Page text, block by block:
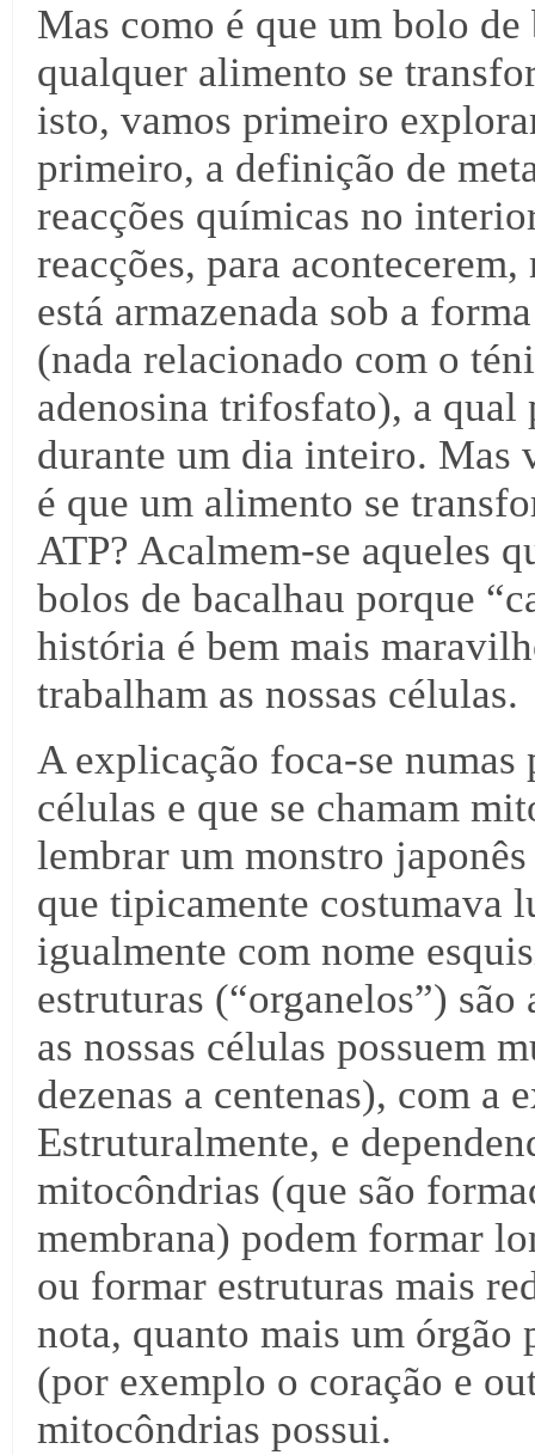
Mas como é que um bolo de
qualquer alimento se
isto, vamos primeiro
primeiro, a definição de
reacções químicas no
reacções, para
está armazenada sob a
(nada relacionado com o
adenosina trifosfato), a
durante um dia inteiro.
é que um alimento se
ATP? Acalmem-se aqueles
bolos de bacalhau porque
história é bem mais
trabalham as nossas células.
A explicação foca-se numas
células e que se chamam
lembrar um monstro
que tipicamente costumava
igualmente com nome
estruturas (“organelos”) são
as nossas células possuem
dezenas a centenas), com a
Estruturalmente, e
mitocôndrias (que são
membrana) podem formar
ou formar estruturas mais
nota, quanto mais um órgão
(por exemplo o coração e
mitocôndrias possui.